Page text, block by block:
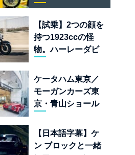
ルド責任者に訊
く、新型
「BULLET 650」
と“時間の質”を愛
する理由
【試乗】2つの顔を
持つ1923ccの怪
物。ハーレーダビ
ォーキーエイト
117」の深淵を覗く
ケータハム東京／
モーガンカーズ東
京・青山ショール
「移動手段」では
なく「人生」だ
【日本語字幕】ケ
ン ブロックと一緒